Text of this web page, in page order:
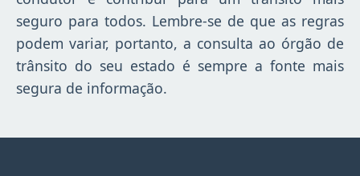
seguro para todos. Lembre-se de que as regras
podem variar, portanto, a consulta ao órgão de
trânsito do seu estado é sempre a fonte mais
segura de informação.